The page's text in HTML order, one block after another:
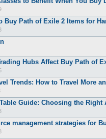
Buy Path of Exile 2 Items for
Hubs Affect Buy Path of
Trends: How to Travel More
Guide: Choosing the
management strategies for